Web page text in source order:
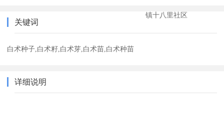
镇十八里社区
关键词
白术种子,白术籽,白术芽,白术苗,白术种苗
详细说明